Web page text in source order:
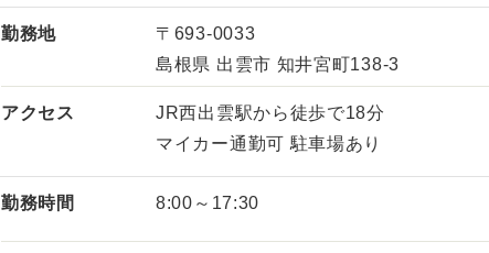
勤務地
〒693-0033
島根県 出雲市 知井宮町138-3
アクセス
JR西出雲駅から徒歩で18分
マイカー通勤可 駐車場あり
勤務時間 8:00～17:30